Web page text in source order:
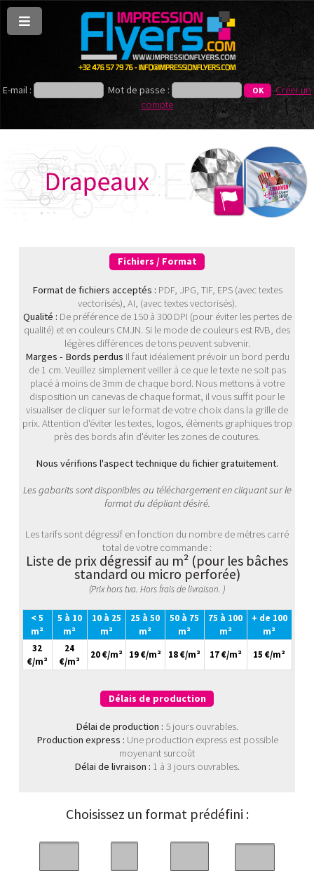
E-mail : Mot de passe :
Créer un
compte
Fichiers / Format
Format de fichiers acceptés : PDF, JPG, TIF, EPS (avec textes
vectorisés), AI, (avec textes vectorisés).
Qualité : De préférence de 150 à 300 DPI (pour éviter les pertes de
qualité) et en couleurs CMJN. Si le mode de couleurs est RVB, des
légères différences de tons peuvent subvenir.
Marges - Bords perdus Il faut idéalement prévoir un bord perdu
de 1 cm. Veuillez simplement veiller à ce que le texte ne soit pas
placé à moins de 3mm de chaque bord. Nous mettons à votre
disposition un canevas de chaque format, il vous suffit pour le
visualiser de cliquer sur le format de votre choix dans la grille de
prix. Attention d'éviter les textes, logos, élèments graphiques trop
près des bords afin d'éviter les zones de coutures.
Nous vérifions l'aspect technique du fichier gratuitement.
Les gabarits sont disponibles au téléchargement en cliquant sur le
format du dépliant désiré.
Les tarifs sont dégressif en fonction du nombre de mètres carré
total de votre commande :
Liste de prix dégressif au m² (pour les bâches
standard ou micro perforée)
(Prix hors tva. Hors frais de livraison. )
< 5
m²
5 à 10
m²
10 à 25
m²
25 à 50
m²
50 à 75
m²
75 à 100
m²
+ de 100
m²
32
€/m²
24
€/m²
20 €/m² 19 €/m² 18 €/m² 17 €/m² 15 €/m²
Délais de production
Délai de production : 5 jours ouvrables.
Production express : Une production express est possible
moyenant surcoût
Délai de livraison : 1 à 3 jours ouvrables.
Choisissez un format prédéfini :